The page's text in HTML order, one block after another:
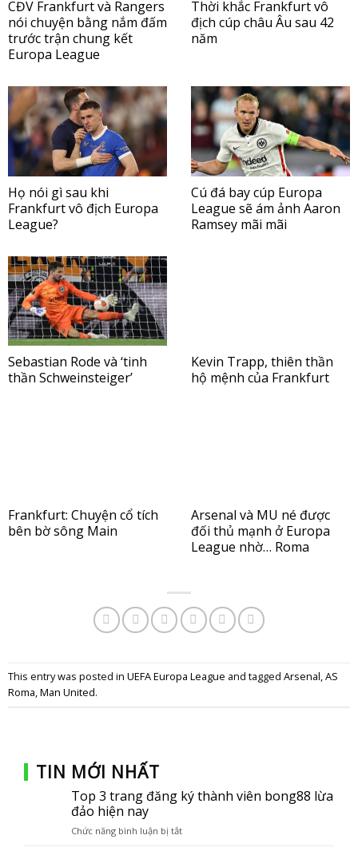
CĐV Frankfurt và Rangers
nói chuyện bằng nắm đấm
trước trận chung kết
Europa League
Thời khắc Frankfurt vô
địch cúp châu Âu sau 42
năm
Họ nói gì sau khi
Frankfurt vô địch Europa
League?
Cú đá bay cúp Europa
League sẽ ám ảnh Aaron
Ramsey mãi mãi
Sebastian Rode và ‘tinh
thần Schweinsteiger’
Kevin Trapp, thiên thần
hộ mệnh của Frankfurt
Frankfurt: Chuyện cổ tích
bên bờ sông Main
Arsenal và MU né được
đối thủ mạnh ở Europa
League nhờ… Roma
This entry was posted in UEFA Europa League and tagged Arsenal,AS
Roma,Man United.
TIN MỚI NHẤT
Top 3 trang đăng ký thành viên bong88 lừa
đảo hiện nay
Chức năng bình luận bị tắtở